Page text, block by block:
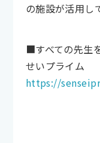
の施設が活用し
■すべての先生
せいプライム
https://